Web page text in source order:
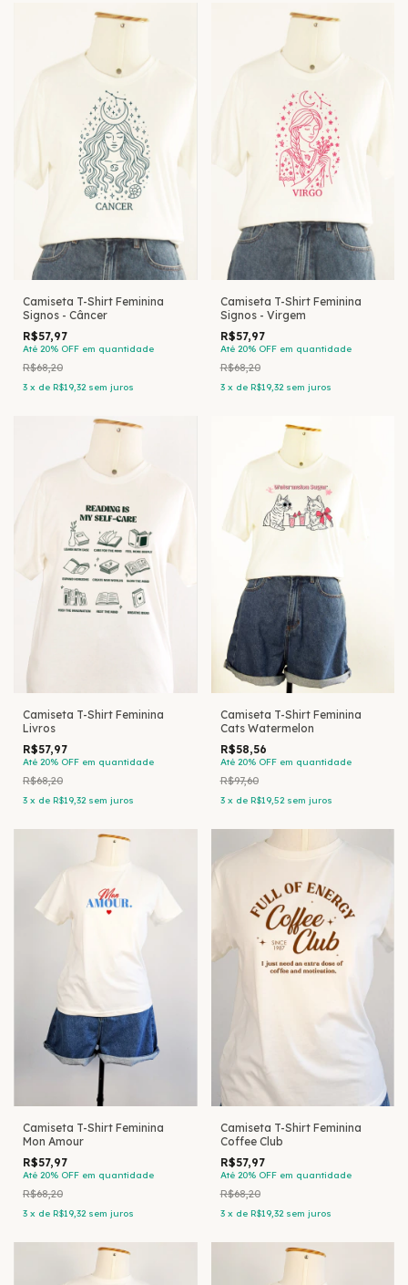
Camiseta T-Shirt Feminina
Signos - Câncer
R$57,97
Até 20% OFF em quantidade
R$68,20
3 x de R$19,32 sem juros
Camiseta T-Shirt Feminina
Signos - Virgem
R$57,97
Até 20% OFF em quantidade
R$68,20
3 x de R$19,32 sem juros
Camiseta T-Shirt Feminina
Livros
R$57,97
Até 20% OFF em quantidade
R$68,20
3 x de R$19,32 sem juros
Camiseta T-Shirt Feminina
Cats Watermelon
R$58,56
Até 20% OFF em quantidade
R$97,60
3 x de R$19,52 sem juros
Camiseta T-Shirt Feminina
Mon Amour
R$57,97
Até 20% OFF em quantidade
R$68,20
3 x de R$19,32 sem juros
Camiseta T-Shirt Feminina
Coffee Club
R$57,97
Até 20% OFF em quantidade
R$68,20
3 x de R$19,32 sem juros